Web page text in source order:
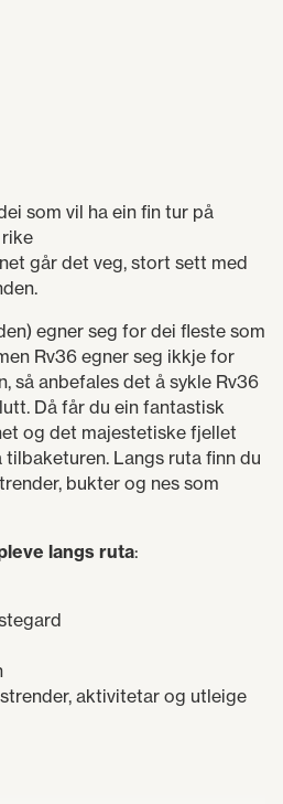
som vil ha ein fin tur på
går det veg, stort sett med
egner seg for dei fleste som
Rv36 egner seg ikkje for
så anbefales det å sykle Rv36
Då får du ein fantastisk
og det majestetiske fjellet
Langs ruta finn du
bukter og nes som
langs ruta:
aktivitetar og utleige